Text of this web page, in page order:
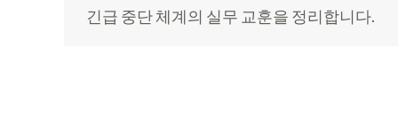
긴급 중단 체계의 실무 교훈을 정리합니다.